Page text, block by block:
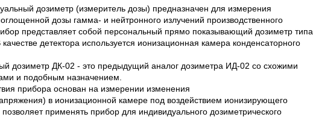
дозиметр (измеритель дозы) предназначен для измерения
дозы гамма- и нейтронного излучений производственного
представляет собой персональный прямо показывающий дозиметр типа
детектора используется ионизационная камера конденсаторного
дозиметр ДК-02 - это предыдущий аналог дозиметра ИД-02 со схожими
и подобным назначением.
прибора основан на измерении изменения
в ионизационной камере под воздействием ионизирующего
позволяет применять прибор для индивидуального дозиметрического